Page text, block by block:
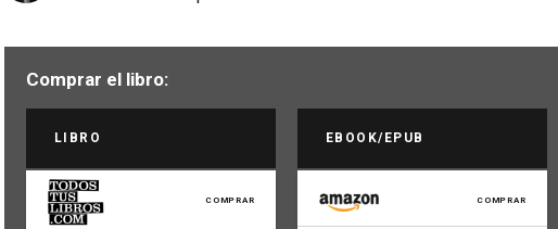
Comprar el libro:
LIBRO
COMPRAR
EBOOK/EPUB
COMPRAR